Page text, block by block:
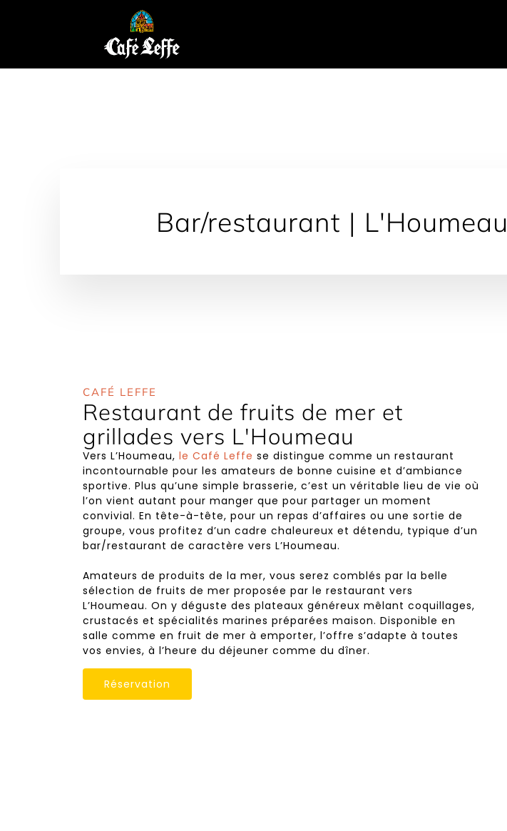
Bar/restaurant | L'Houmeau
CAFÉ LEFFE
Restaurant de fruits de mer et
grillades vers L'Houmeau
Vers L’Houmeau, le Café Leffe se distingue comme un restaurant
incontournable pour les amateurs de bonne cuisine et d’ambiance
sportive. Plus qu’une simple brasserie, c’est un véritable lieu de vie où
l’on vient autant pour manger que pour partager un moment
convivial. En tête-à-tête, pour un repas d’affaires ou une sortie de
groupe, vous profitez d’un cadre chaleureux et détendu, typique d’un
bar/restaurant de caractère vers L’Houmeau.
Amateurs de produits de la mer, vous serez comblés par la belle
sélection de fruits de mer proposée par le restaurant vers
L’Houmeau. On y déguste des plateaux généreux mêlant coquillages,
crustacés et spécialités marines préparées maison. Disponible en
salle comme en fruit de mer à emporter, l’offre s’adapte à toutes
vos envies, à l’heure du déjeuner comme du dîner.
Réservation